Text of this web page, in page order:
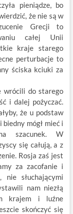
pieniądze, bo
że nie są w
Grecji to
całej Unii
kraje starego
perturbacje to
ściska kciuki za
wrócili do starego
i dalej pożyczać.
że u podstaw
mógł mieć i
szacunek. W
się całują, a z
Rosja zaś jest
za zacofanie i
słuchającymi
nam niezłą
krajem i luźne
skończyć się